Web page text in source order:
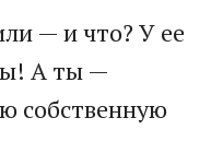
— и что? У ее
А ты —
собственную